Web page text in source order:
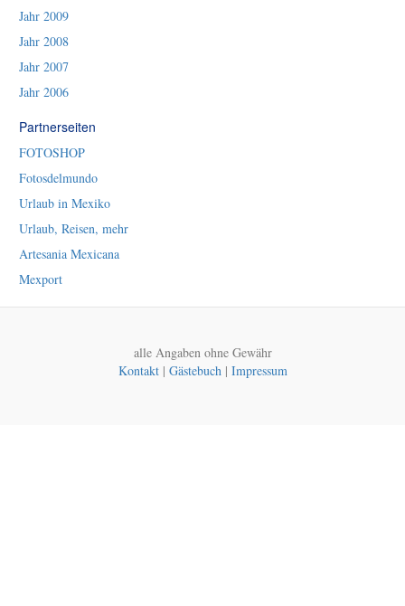
Jahr 2009
Jahr 2008
Jahr 2007
Jahr 2006
Partnerseiten
FOTOSHOP
Fotosdelmundo
Urlaub in Mexiko
Urlaub, Reisen, mehr
Artesania Mexicana
Mexport
alle Angaben ohne Gewähr
Kontakt| Gästebuch| Impressum